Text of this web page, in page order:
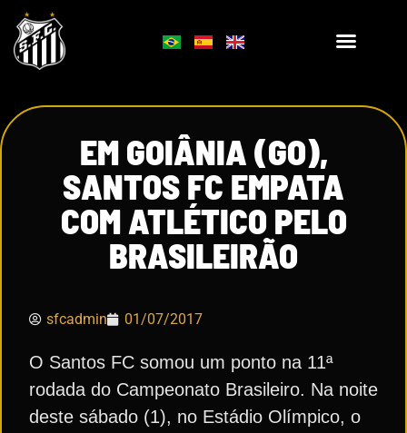
EM GOIÂNIA (GO),
SANTOS FC EMPATA
COM ATLÉTICO PELO
BRASILEIRÃO
sfcadmin 01/07/2017
O Santos FC somou um ponto na 11ª
rodada do Campeonato Brasileiro. Na noite
deste sábado (1), no Estádio Olímpico, o